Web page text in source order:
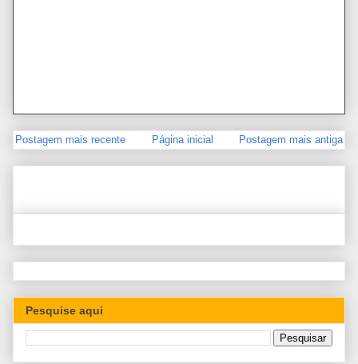
Postagem mais recente Postagem mais antiga
Página inicial
Pesquise aqui